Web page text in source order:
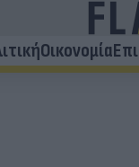
Οικονομία